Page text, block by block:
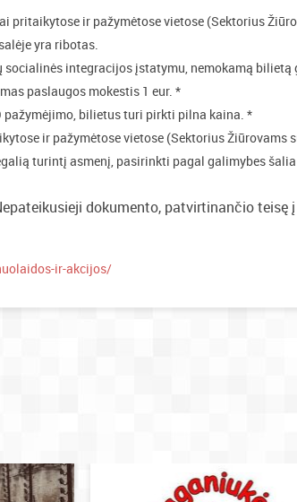
ir pažymėtose vietose (Sektorius
yra ribotas.
integracijos įstatymu, nemokamą bilietą
paslaugos mokestis 1 eur. *
pažymėjimo, bilietus turi pirkti pilna kaina. *
ir pažymėtose vietose (Sektorius Žiūrovams
turintį asmenį, pasirinkti pagal galimybes šalia
dokumento, patvirtinančio teisę į
ir-akcijos/